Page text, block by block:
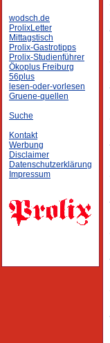
wodsch.de
ProlixLetter
Mittagstisch
Prolix-Gastrotipps
Prolix-Studienführer
Ökoplus Freiburg
56plus
lesen-oder-vorlesen
Gruene-quellen
Suche
Kontakt
Werbung
Disclaimer
Datenschutzerklärung
Impressum